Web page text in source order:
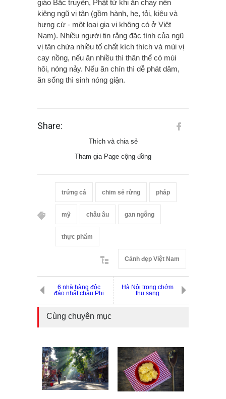
giáo Bắc truyền, Phật tử khi ăn chay nên
kiêng ngũ vị tân (gồm hành, hẹ, tỏi, kiệu và
hưng cừ - một loại gia vị không có ở Việt
Nam). Nhiều người tin rằng đặc tính của ngũ
vị tân chứa nhiều tố chất kích thích và mùi vị
cay nồng, nếu ăn nhiều thì thân thể có mùi
hôi, nóng nảy. Nếu ăn chín thì dễ phát dâm,
ăn sống thì sinh nóng giận.
Share:
Thích và chia sẻ
Tham gia Page cộng đồng
trứng cá chim sẻ rừng pháp
mỹ châu âu gan ngỗng
thực phẩm
Cảnh đẹp Việt Nam
6 nhà hàng độc
đáo nhất châu Phi
Hà Nội trong chớm
thu sang
Cùng chuyên mục